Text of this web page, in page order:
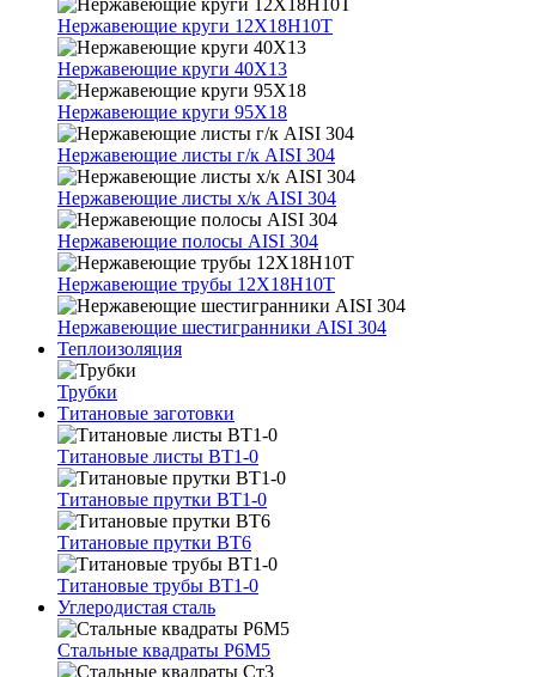
Нержавеющие круги 12Х18Н10Т
Нержавеющие круги 40Х13
Нержавеющие круги 95Х18
Нержавеющие листы г/к AISI 304
Нержавеющие листы х/к AISI 304
Нержавеющие полосы AISI 304
Нержавеющие трубы 12Х18Н10Т
Нержавеющие шестигранники AISI 304
Теплоизоляция
Трубки
Титановые заготовки
Титановые листы ВТ1-0
Титановые прутки ВТ1-0
Титановые прутки ВТ6
Титановые трубы ВТ1-0
Углеродистая сталь
Стальные квадраты Р6М5